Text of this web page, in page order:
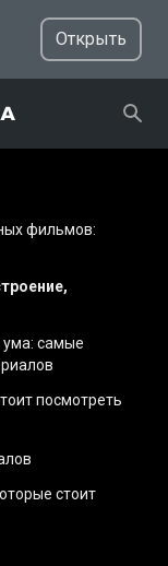
Открыть
фильмов:
ума: самые
посмотреть
стоит